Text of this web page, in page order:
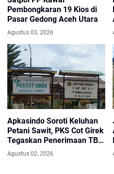
Pembongkaran 19 Kios di
Pasar Gedong Aceh Utara
Agustus 03, 2026
Apkasindo Soroti Keluhan
Petani Sawit, PKS Cot Girek
Tegaskan Penerimaan TBS
Sesuai Standar
Agustus 02, 2026